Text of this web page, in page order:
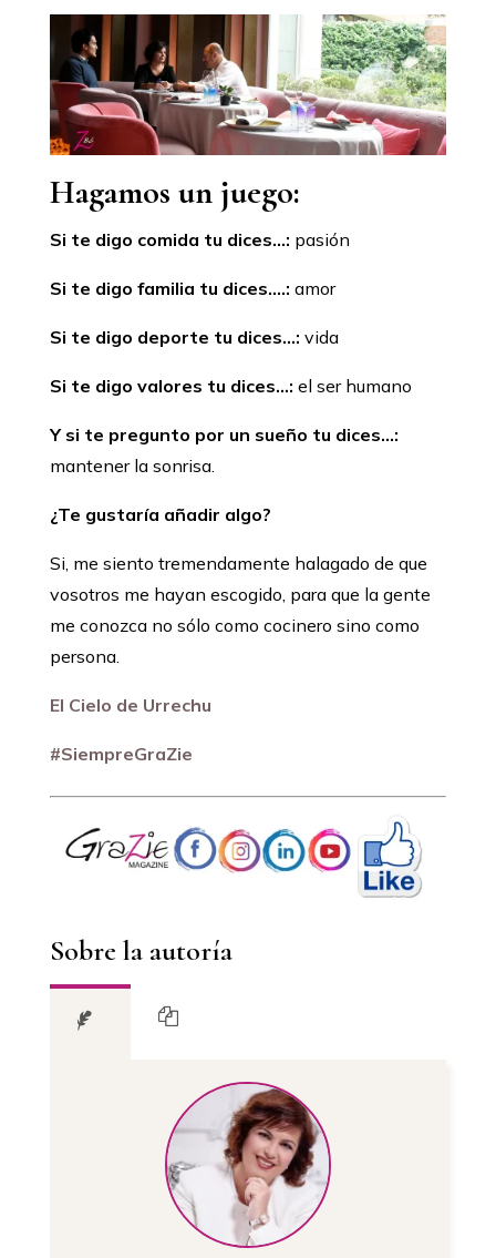
Hagamos un juego:
Si te digo comida tu dices…: pasión
Si te digo familia tu dices….: amor
Si te digo deporte tu dices…: vida
Si te digo valores tu dices…: el ser humano
Y si te pregunto por un sueño tu dices…:
mantener la sonrisa.
¿Te gustaría añadir algo?
Si, me siento tremendamente halagado de que
vosotros me hayan escogido, para que la gente
me conozca no sólo como cocinero sino como
persona.
El Cielo de Urrechu
#SiempreGraZie
Sobre la autoría